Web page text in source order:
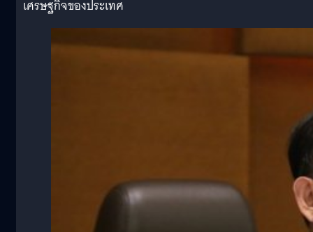
เศรษฐกิจของประเทศ